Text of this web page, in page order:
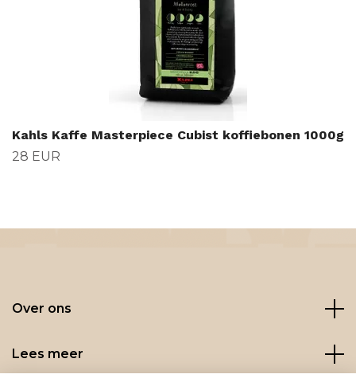
Kahls Kaffe Masterpiece Cubist koffiebonen 1000g
28 EUR
Over ons
Lees meer